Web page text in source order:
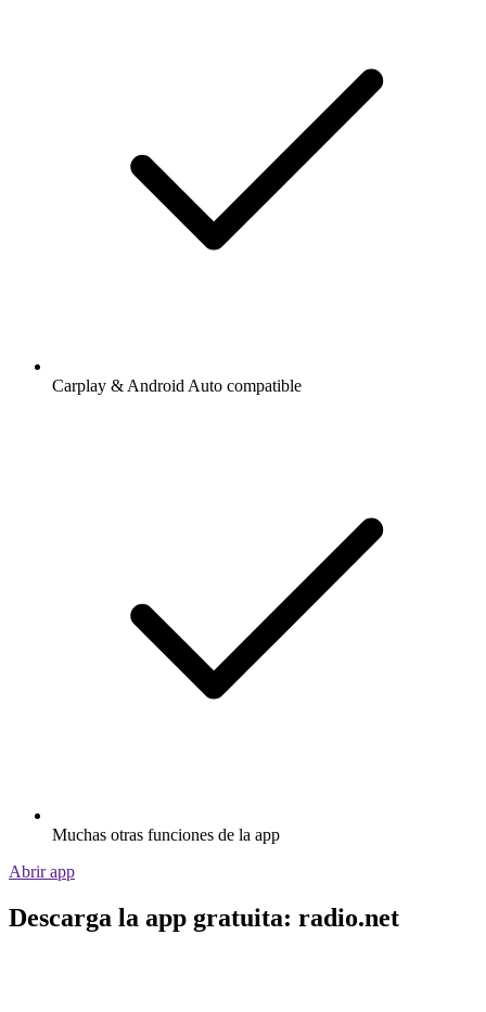
Carplay & Android Auto compatible
Muchas otras funciones de la app
Abrir app
Descarga la app gratuita: radio.net